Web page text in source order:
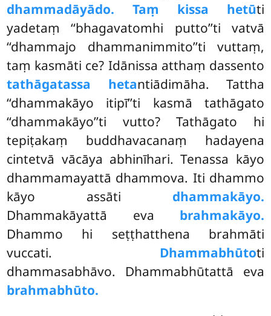
dhammadāyādo. Taṃ kissa hetūti
yadetaṃ ‘‘bhagavatomhi putto’’ti vatvā
‘‘dhammajo dhammanimmito’’ti vuttaṃ,
taṃ kasmāti ce? Idānissa atthaṃ dassento
tathāgatassa hetantiādimāha. Tattha
‘‘dhammakāyo itipī’’ti kasmā tathāgato
‘‘dhammakāyo’’ti vutto? Tathāgato hi
tepiṭakaṃ buddhavacanaṃ hadayena
cintetvā vācāya abhinīhari. Tenassa kāyo
dhammamayattā dhammova. Iti dhammo
kāyo assāti dhammakāyo.
Dhammakāyattā eva brahmakāyo.
Dhammo hi seṭṭhatthena brahmāti
vuccati. Dhammabhūtoti
dhammasabhāvo. Dhammabhūtattā eva
brahmabhūto.